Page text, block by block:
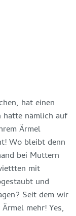
hat einen
hatte nämlich auf
Ärmel
Wo bleibt denn
bei Muttern
mit
und
Seit dem wir
mehr! Yes,